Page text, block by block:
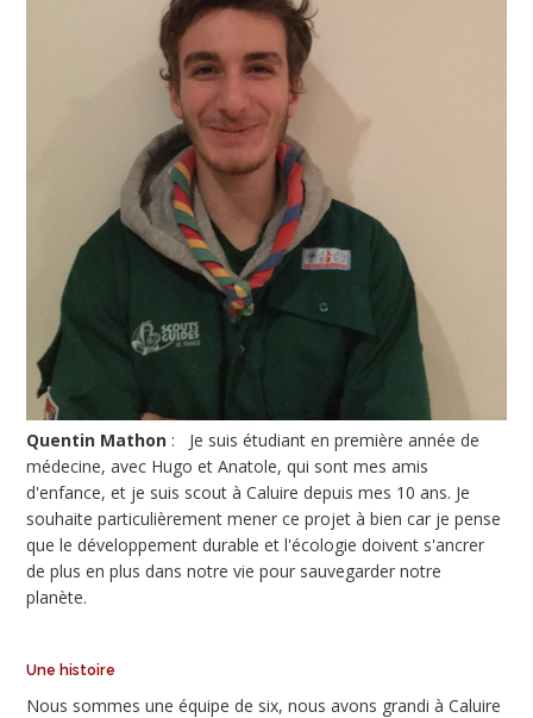
Quentin Mathon : Je suis étudiant en première année de
médecine, avec Hugo et Anatole, qui sont mes amis
d'enfance, et je suis scout à Caluire depuis mes 10 ans. Je
souhaite particulièrement mener ce projet à bien car je pense
que le développement durable et l'écologie doivent s'ancrer
de plus en plus dans notre vie pour sauvegarder notre
planète.
Une histoire
Nous sommes une équipe de six, nous avons grandi à Caluire